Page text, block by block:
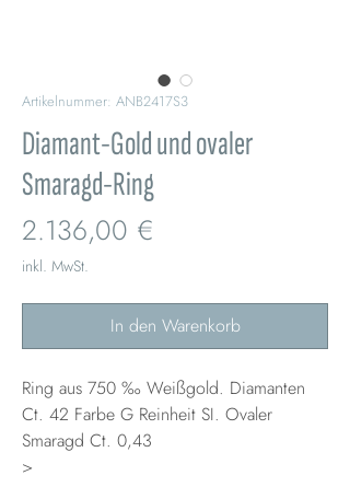
Artikelnummer: ANB2417S3
Diamant-Gold und ovaler
Smaragd-Ring
2.136,00 €
inkl. MwSt.
In den Warenkorb
Ring aus 750 ‰ Weißgold. Diamanten
Ct. 42 Farbe G Reinheit SI. Ovaler
Smaragd Ct. 0,43
>